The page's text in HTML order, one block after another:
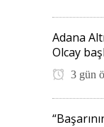
Adana
Olcay
3 gün